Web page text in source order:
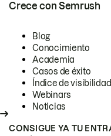
Crece con Semrush
Blog
Conocimiento
Academia
Casos de éxito
Índice de
Webinars
Noticias
CONSIGUE YA TU